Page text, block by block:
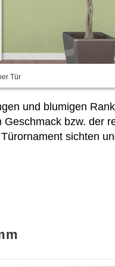
Tür
und blumigen
bzw. der
sichten